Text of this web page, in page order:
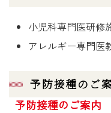
小児科専門医研修
アレルギー専門医
予防接種のご
予防接種のご案内